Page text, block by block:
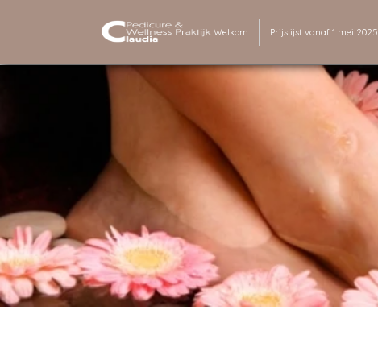
Welkom Prijslijst vanaf 1 mei 2025